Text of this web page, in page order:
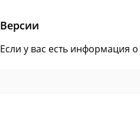
Версии
Если у вас есть информация